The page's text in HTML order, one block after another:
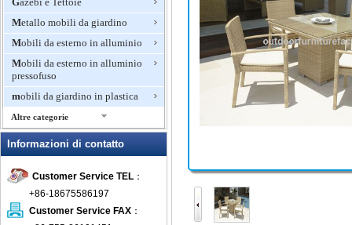
Metallo mobili da giardino
Mobili da esterno in alluminio
Mobili da esterno in alluminio
pressofuso
mobili da giardino in plastica
Altre categorie
Mobili da giardino in rattan
Mobili di bambù per esterni
Mobili di lusso per esterni
mobili in legno per esterni
Mobili in teak
Informazioni di contatto
Customer Service TEL ：
+86-18675586197
Customer Service FAX ：